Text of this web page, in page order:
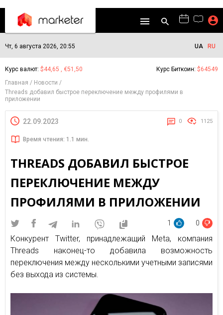
Чт, 6 августа 2026, 20:55 UA RU
Курс валют: $44,65 , €51,50 Курс Биткоин: $64549
Главная
Новости
Threads добавил быстрое переключение между профилями в
приложении
22.09.2023 0 1125
Время чтения: 1.1 мин.
THREADS ДОБАВИЛ БЫСТРОЕ
ПЕРЕКЛЮЧЕНИЕ МЕЖДУ
ПРОФИЛЯМИ В ПРИЛОЖЕНИИ
1 0
Конкурент Twitter, принадлежащий Meta, компания
Threads наконец-то добавила возможность
переключения между несколькими учетными записями
без выхода из системы.